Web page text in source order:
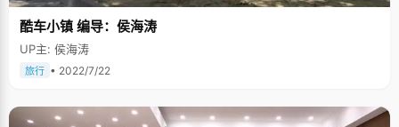
酷车小镇 编导：侯海涛
UP主: 侯海涛
旅行 • 2022/7/22